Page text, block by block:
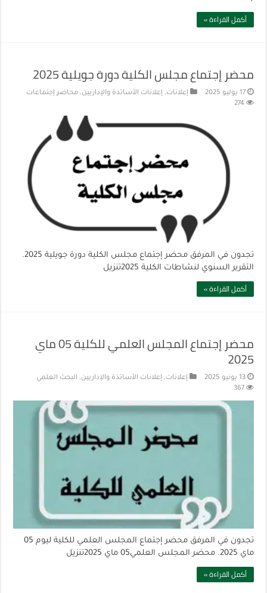
أكمل القراءة »
محضر إجتماع مجلس الكلية دورة جويلية 2025
17 يوليو 2025 إعلانات, إعلانات الأساتذة والإداريين, محاضر إجتماعات
274
تجدون في المرفق محضر إجتماع مجلس الكلية دورة جويلية 2025.
التقرير السنوي لنشاطات الكلية 2025تنزيل
أكمل القراءة »
محضر إجتماع المجلس العلمي للكلية 05 ماي
2025
13 يونيو 2025 إعلانات, إعلانات الأساتذة والإداريين, البحث العلمي
367
تجدون في المرفق محضر إجتماع المجلس العلمي للكلية ليوم 05
ماي 2025. محضر المجلس العلمي05 ماي 2025تنزيل
أكمل القراءة »